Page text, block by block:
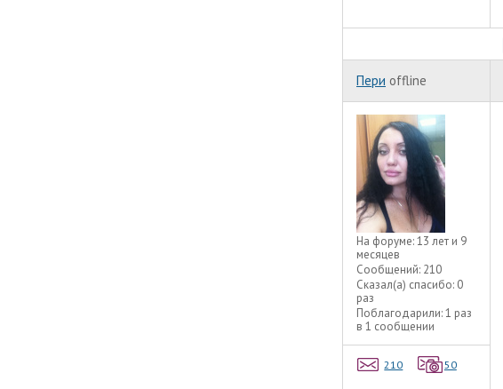
Пери offline
На форуме:13 лет и 9
месяцев
Сообщений: 210
Сказал(а) спасибо: 0
раз
Поблагодарили:1 раз
в 1 сообщении
210 50